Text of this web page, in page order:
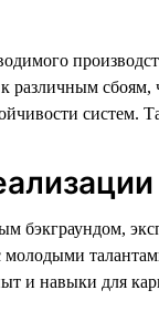
различным
систем.
бэкграундом,
молодыми
и навыки для